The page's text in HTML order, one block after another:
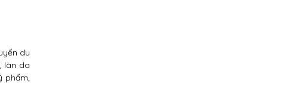
du
làn da
phẩm,